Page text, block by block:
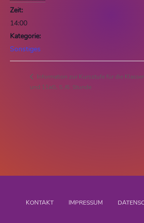
Zeit:
14:00
Kategorie:
Sonstiges
Information zur Kursstufe für die
und 11aG, 5./6. Stunde
KONTAKT IMPRESSUM